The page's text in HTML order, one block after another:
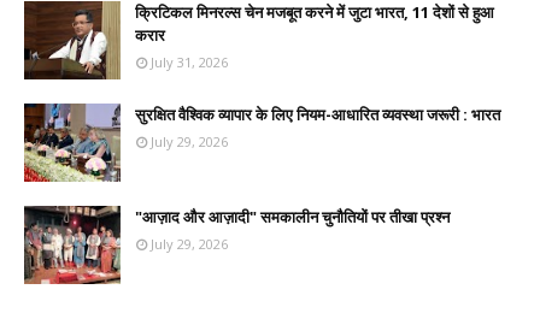
क्रिटिकल मिनरल्स चेन मजबूत करने में जुटा भारत, 11 देशों से हुआ
करार
July 31, 2026
सुरक्षित वैश्विक व्यापार के लिए नियम-आधारित व्यवस्था जरूरी : भारत
July 29, 2026
"आज़ाद और आज़ादी" समकालीन चुनौतियों पर तीखा प्रश्न
July 29, 2026